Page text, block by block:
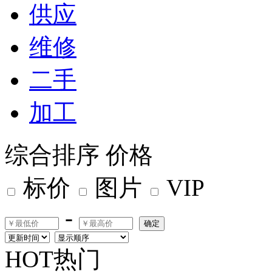
供应
维修
二手
加工
综合排序 价格
标价
图片
VIP
-
确定
HOT热门